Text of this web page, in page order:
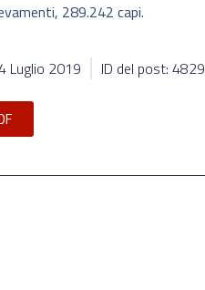
289.242 capi.
Luglio 2019 ID del post: 4829